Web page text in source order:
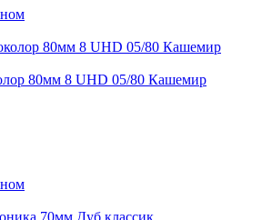
80мм 8 UHD 05/80 Кашемир